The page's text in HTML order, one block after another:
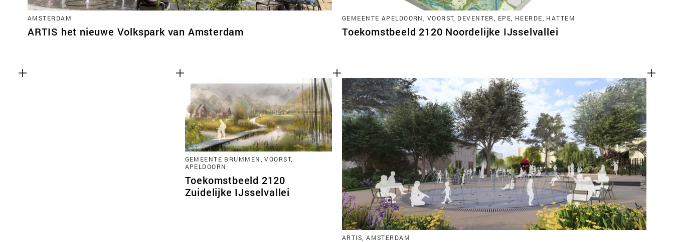
AMSTERDAM
ARTIS het nieuwe Volkspark van Amsterdam
GEMEENTE APELDOORN, VOORST, DEVENTER, EPE, HEERDE, HATTEM
Toekomstbeeld 2120 Noordelijke IJsselvallei
GEMEENTE BRUMMEN, VOORST,
APELDOORN
Toekomstbeeld 2120
Zuidelijke IJsselvallei
ARTIS, AMSTERDAM